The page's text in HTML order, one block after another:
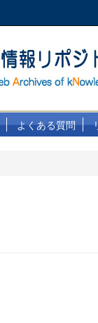
よくある質問